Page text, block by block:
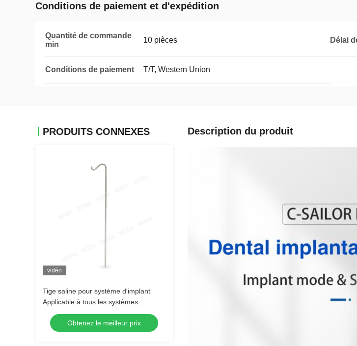
Conditions de paiement et d'expédition
Quantité de commande
min
10 pièces Délai
Conditions de paiement T/T, Western Union
PRODUITS CONNEXES
vidéo
Tige saline pour système d'implant
Applicable à tous les systèmes
d'implant
Obtenez le meilleur prix
Description du produit